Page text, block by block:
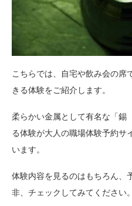
こちらでは、自宅や飲み会の席
きる体験をご紹介します。
柔らかい金属として有名な「錫
る体験が大人の職場体験予約サ
います。
体験内容を見るのはもちろん、
非、チェックしてみてください。